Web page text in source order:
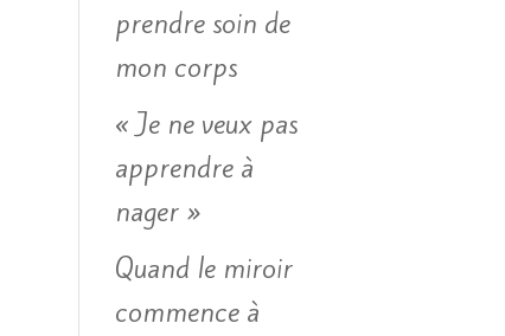
prendre soin de
mon corps
« Je ne veux pas
apprendre à
nager »
Quand le miroir
commence à